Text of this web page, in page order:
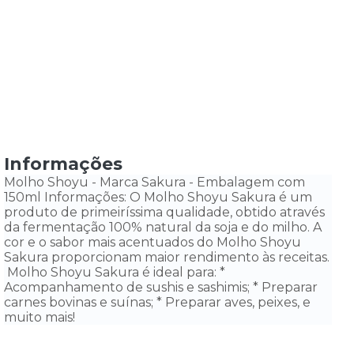
Informações
Molho Shoyu - Marca Sakura - Embalagem com
150ml Informações: O Molho Shoyu Sakura é um
produto de primeiríssima qualidade, obtido através
da fermentação 100% natural da soja e do milho. A
cor e o sabor mais acentuados do Molho Shoyu
Sakura proporcionam maior rendimento às receitas.
Molho Shoyu Sakura é ideal para: *
Acompanhamento de sushis e sashimis; * Preparar
carnes bovinas e suínas; * Preparar aves, peixes, e
muito mais!